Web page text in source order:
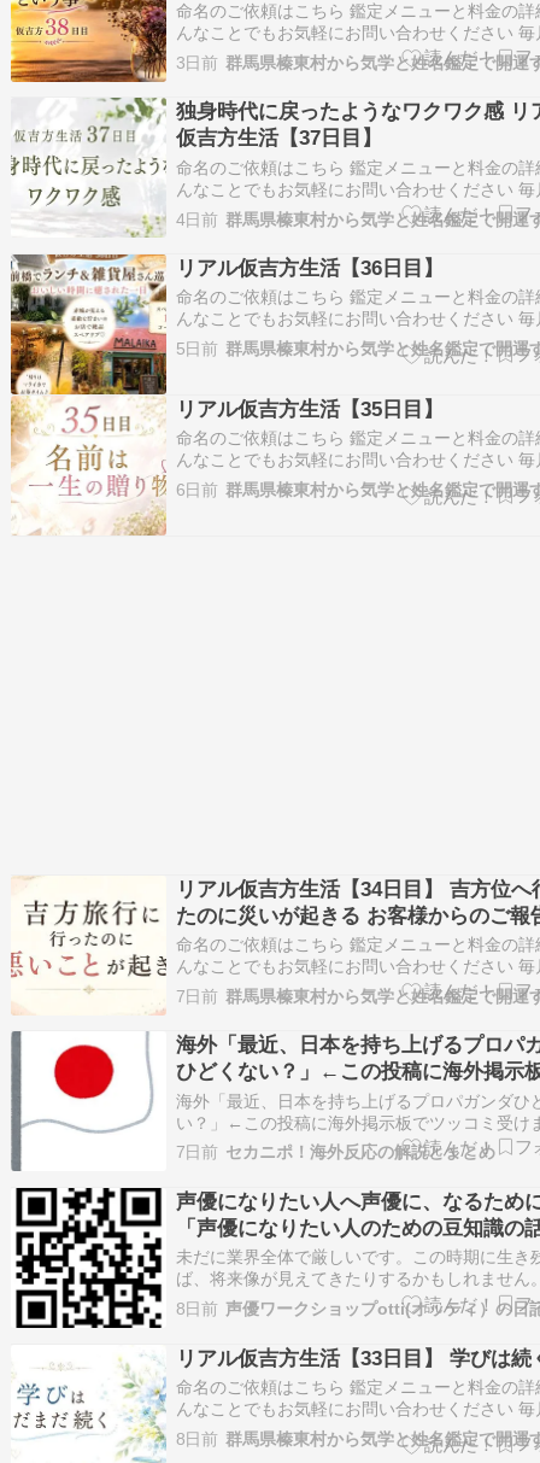
命名のご依頼はこちら 鑑定メニューと料金の詳
んなことでもお気軽にお問い合わせください 毎
星ごとの運勢をお届けしています気学の豆知識
けします 年盤吉方を取りたい方はこちらから
ランキングに参加しています！ 記事が面白かっ
【ポチッ】とお願いします。 ✿・…
3日前
独身時代に戻ったようなワクワク感 リ
仮吉方生活【37日目】
命名のご依頼はこちら 鑑定メニューと料金の詳
んなことでもお気軽にお問い合わせください 毎
星ごとの運勢をお届けしています気学の豆知識
けします 年盤吉方を取りたい方はこちらから
ランキングに参加しています！ 記事が面白かっ
【ポチッ】とお願いします。 ✿・…
4日前
リアル仮吉方生活【36日目】
命名のご依頼はこちら 鑑定メニューと料金の詳
んなことでもお気軽にお問い合わせください 毎
星ごとの運勢をお届けしています気学の豆知識
けします 年盤吉方を取りたい方はこちらから
【ポチッ】とお願いします。 ✿・…
5日前
リアル仮吉方生活【35日目】
命名のご依頼はこちら 鑑定メニューと料金の詳
んなことでもお気軽にお問い合わせください 毎
星ごとの運勢をお届けしています気学の豆知識
けします 年盤吉方を取りたい方はこちらから
6日前
リアル仮吉方生活【34日目】 吉方位へ
たのに災いが起きる お客様からのご報
命名のご依頼はこちら 鑑定メニューと料金の詳
んなことでもお気軽にお問い合わせください 毎
星ごとの運勢をお届けしています気学の豆知識
けします 年盤吉方を取りたい方はこちらから
ランキングに参加しています！ 記事が面白かっ
【ポチッ】とお願いします。 ✿・…
7日前
海外「最近、日本を持ち上げるプロパ
ひどくない？」←この投稿に海外掲示
ッコミ受けまくることにｗ【海外の反
海外「最近、日本を持ち上げるプロパガンダひ
い？」←この投稿に海外掲示板でツッコミ受け
ことにｗ【海外の反応】 海外の反応 Reddit
r/NoStupidQuestions 日本 ソフトパワー 海外「
日本を持ち上げるプロパガンダひどくない？
投稿に海外掲…
7日前 セカニポ！海外反応の解説とまとめ
声優になりたい人へ声優に、なるため
「声優になりたい人のための豆知識の
1021」#2881
未だに業界全体で厳しいです。この時期に生き
ば、将来像が見えてきたりするかもしれません
メの制作会社に限らず、声優事務所など、離合
良くある話で、そんな話も色々と耳に入るかと
す。でも、最終的に必要なのは本人の実力です
につけ、悪いにつけ、人と人で決まる業界な…
8日前 声優ワークショップotti(オッティ）の日
リアル仮吉方生活【33日目】 学びは続
命名のご依頼はこちら 鑑定メニューと料金の詳
んなことでもお気軽にお問い合わせください 毎
星ごとの運勢をお届けしています気学の豆知識
けします 年盤吉方を取りたい方はこちらから
8日前